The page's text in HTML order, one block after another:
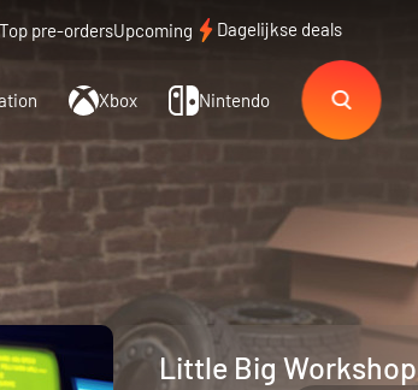
Top pre-ordersUpcoming Dagelijkse deals
Xbox Nintendo
Little Big Workshop